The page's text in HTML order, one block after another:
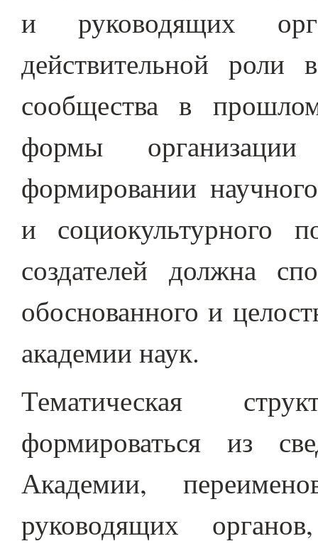
и руководящих
действительной
сообщества в
формы
формировании
и социокультурного
создателей должна
обоснованного и
академии наук.
Тематическая
формироваться из
Академии,
руководящих